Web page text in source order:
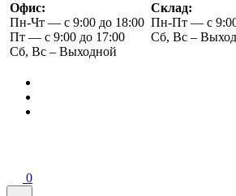
Офис:
Пн-Чт — с 9:00 до 18:00
Пт — с 9:00 до 17:00
Сб, Вс – Выходной
Склад:
Пн-Пт — с
Сб, Вс –
0